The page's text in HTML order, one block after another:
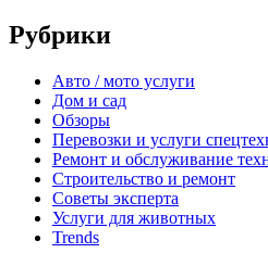
Рубрики
Авто / мото услуги
Дом и сад
Обзоры
Перевозки и услуги
Ремонт и обслуживание
Строительство и ремонт
Советы эксперта
Услуги для животных
Trends